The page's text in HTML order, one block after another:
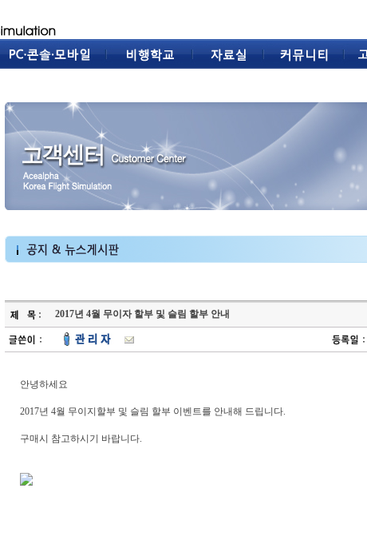
2017년 4월 무이자 할부 및 슬림 할부 안내
안녕하세요
2017년 4월 무이지할부 및 슬림 할부 이벤트를 안내해 드립니다.
구매시 참고하시기 바랍니다.